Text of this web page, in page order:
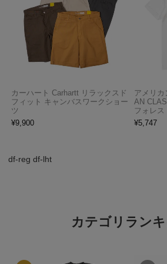
カーハート Carhartt リラックスド
フィット キャンバスワークショー
ツ
¥9,900
アメリ
AN
フォレ
¥5,747
df-reg df-lht
カテゴリラン